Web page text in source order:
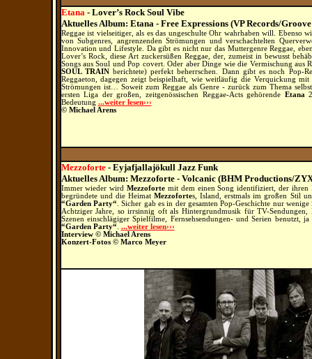
Etana- Lover’s Rock Soul Vibe
Aktuelles Album: Etana - Free Expressions (VP Records/
Reggae ist vielseitiger, als es das ungeschulte Ohr wahrhaben will. Ebenso
von Subgenres, angrenzenden Strömungen und verschachtelten
Innovation und Lifestyle. Da gibt es nicht nur das Muttergenre Reggae,
Lover’s Rock, diese Art zuckersüßen Reggae, der, zumeist in bewusst
Songs aus Soul und Pop covert. Oder aber Dinge wie die Vermischung aus
SOUL TRAINberichtete) perfekt beherrschen. Dann gibt es noch Pop-
Reggaeton, dagegen zeigt beispielhaft, wie weitläufig die Verquickung
Strömungen ist… Soweit zum Reggae als Genre - zurück zum Thema
ersten Liga der großen, zeitgenössischen Reggae-Acts gehörende Etana
Bedeutung ...weiter lesen›››
© Michael Arens
Mezzoforte - Eyjafjallajökull Jazz Funk
Aktuelles Album: Mezzoforte - Volcanic (BHM Productions/
Immer wieder wirdMezzoforte mit dem einen Song identifiziert, der
begründete und die Heimat Mezzofortes, Island, erstmals im großen Stil
“Garden Party“ . Sicher gab es in der gesamten Pop-Geschichte nur
Achtziger Jahre, so irrsinnig oft als Hintergrundmusik für TV-
Szenen einschlägiger Spielfilme, Fernsehsendungen- und Serien benutzt,
“Garden Party“
...weiter lesen›››
Interview © Michael Arens
Konzert-Fotos © Marco Meyer